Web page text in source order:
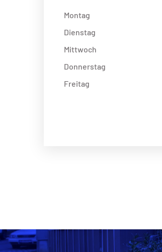
Montag
Dienstag
Mittwoch
Donnerstag
Freitag